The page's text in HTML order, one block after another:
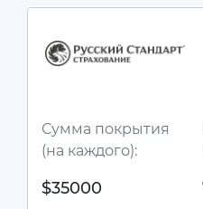
Сумма покрытия
(на каждого):
$35000